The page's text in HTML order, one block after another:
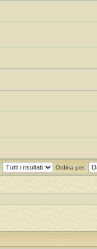
Ordina per: